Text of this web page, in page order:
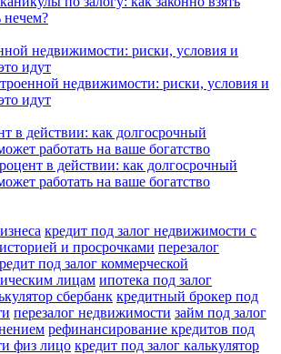
нечем?
недвижимости: риски, условия и
идут
в действии: как долгосрочный
работать на ваше богатство
кредит под залог недвижимости с
и просрочками перезалог
под залог коммерческой
лицам ипотека под залог
сбербанк кредитный брокер под
перезалог недвижимости займ под залог
рефинансирование кредитов под
физ лицо кредит под залог калькулятор